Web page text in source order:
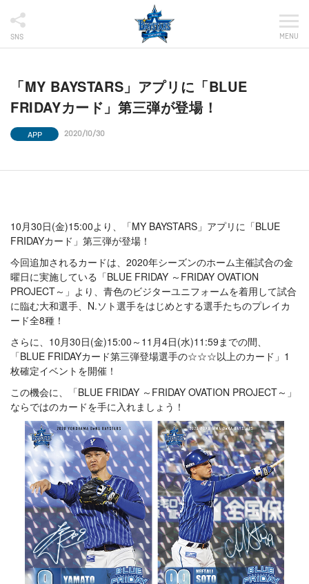
SNS MENU
「MY BAYSTARS」アプリに「BLUE
FRIDAYカード」第三弾が登場！
APP 2020/10/30
10月30日(金)15:00より、「MY BAYSTARS」アプリに「BLUE
FRIDAYカード」第三弾が登場！
今回追加されるカードは、2020年シーズンのホーム主催試合の金
曜日に実施している「BLUE FRIDAY ～FRIDAY OVATION
PROJECT～」より、青色のビジターユニフォームを着用して試合
に臨む大和選手、N.ソト選手をはじめとする選手たちのプレイカ
ード全8種！
さらに、10月30日(金)15:00～11月4日(水)11:59までの間、
「BLUE FRIDAYカード第三弾登場選手の☆☆☆以上のカード」1
枚確定イベントを開催！
この機会に、「BLUE FRIDAY ～FRIDAY OVATION PROJECT～」
ならではのカードを手に入れましょう！